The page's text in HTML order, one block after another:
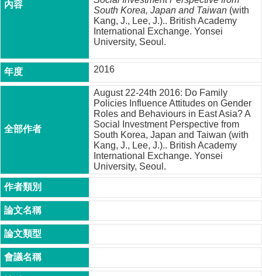
所
所
成
士
士
班
在
職
專
班
學
South Korea, Japan and Taiwan (with
Kang, J., Lee, J.).. British Academy
International Exchange. Yonsei
University, Seoul.
2016
August 22-24th 2016: Do Family
Policies Influence Attitudes on Gender
Roles and Behaviours in East Asia? A
Social Investment Perspective from
South Korea, Japan and Taiwan (with
Kang, J., Lee, J.).. British Academy
International Exchange. Yonsei
University, Seoul.